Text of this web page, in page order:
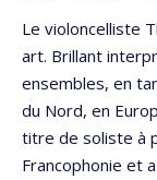
Le violoncelliste
art. Brillant
ensembles, en
du Nord, en
titre de soliste à
Francophonie et